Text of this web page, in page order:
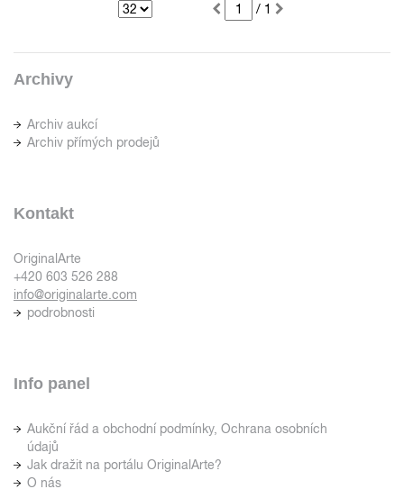
/ 1
Archivy
Archiv aukcí
Archiv přímých prodejů
Kontakt
OriginalArte
+420 603 526 288
info@originalarte.com
podrobnosti
Info panel
Aukční řád a obchodní podmínky, Ochrana osobních
údajů
Jak dražit na portálu OriginalArte?
O nás